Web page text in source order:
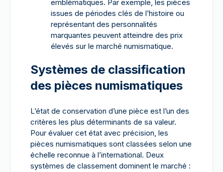
emblématiques. Par exemple, les pièces
issues de périodes clés de l’histoire ou
représentant des personnalités
marquantes peuvent atteindre des prix
élevés sur le marché numismatique.
Systèmes de classification
des pièces numismatiques
L’état de conservation d’une pièce est l’un des
critères les plus déterminants de sa valeur.
Pour évaluer cet état avec précision, les
pièces numismatiques sont classées selon une
échelle reconnue à l’international. Deux
systèmes de classement dominent le marché :